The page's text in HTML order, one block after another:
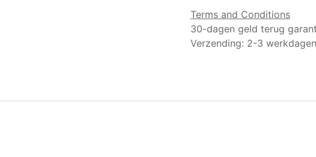
Terms and Conditions
30-dagen geld terug
Verzending: 2-3 werkdagen